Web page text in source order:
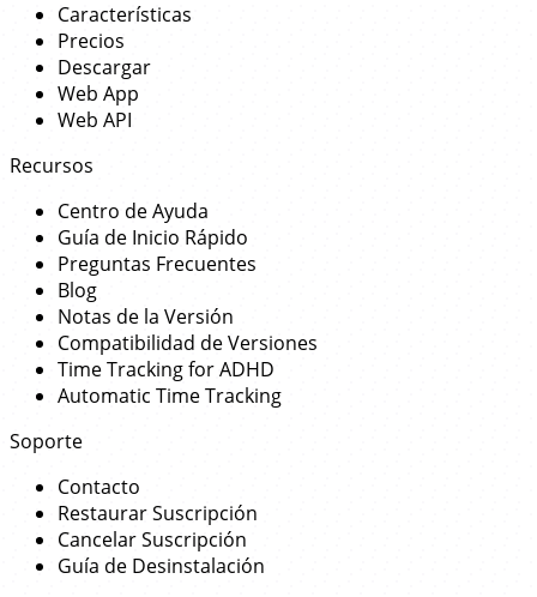
Características
Precios
Descargar
Web App
Web API
Recursos
Centro de Ayuda
Guía de Inicio Rápido
Preguntas Frecuentes
Blog
Notas de la Versión
Compatibilidad de Versiones
Time Tracking for ADHD
Automatic Time Tracking
Soporte
Contacto
Restaurar Suscripción
Cancelar Suscripción
Guía de Desinstalación